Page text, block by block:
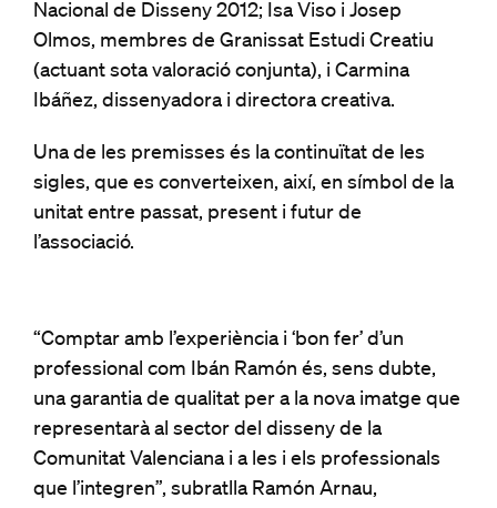
Nacional de Disseny 2012; Isa Viso i Josep
Olmos, membres de Granissat Estudi Creatiu
(actuant sota valoració conjunta), i Carmina
Ibáñez, dissenyadora i directora creativa.
Una de les premisses és la continuïtat de les
sigles, que es converteixen, així, en símbol de la
unitat entre passat, present i futur de
l’associació.
“Comptar amb l’experiència i ‘bon fer’ d’un
professional com Ibán Ramón és, sens dubte,
una garantia de qualitat per a la nova imatge que
representarà al sector del disseny de la
Comunitat Valenciana i a les i els professionals
que l’integren”, subratlla Ramón Arnau,